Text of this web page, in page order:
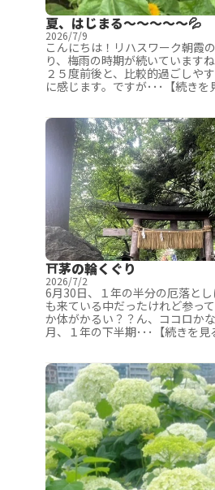
夏、はじまる～～～～～💦
2026/7/9
こんにちは！リハスワーク朝霞
り、梅雨の時期が続いています
２５度前後と、比較的過ごしや
に感じます。ですが･･･【続きを
⛩茅の輪くぐり
2026/7/2
6月30日、１年の半分の厄落と
も来ている中だったけれど参っ
か体がかるい？？ん、ココロか
月、１年の下半期･･･【続きを見